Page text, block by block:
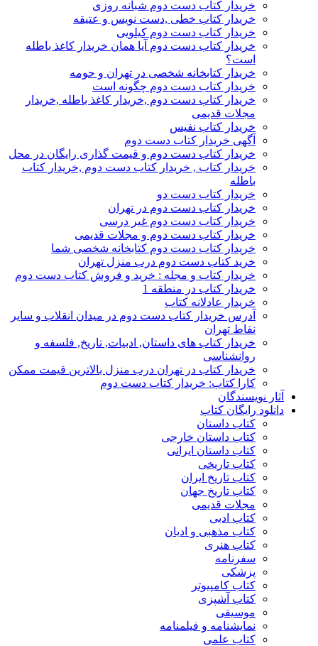
خریدار کتاب دست دوم شبانه روزی
خریدار کتاب خطی ,دست نویس و عتیقه
خریدار کتاب دست دوم کیلویی
خریدار کتاب دست دوم آیا همان خریدار کاغذ باطله
است؟
خریدار کتابخانه شخصی در تهران و حومه
خریدار کتاب دست دوم چگونه است
خریدار کتاب دست دوم ,خریدار کاغذ باطله ,خریدار
مجلات قدیمی
خریدار کتاب نفیس
آگهی خریدار کتاب دست دوم
خریدار کتاب دست دوم و قیمت گذاری رایگان در محل
خریدار کتاب , خریدار کتاب دست دوم ,خریدار کتاب
باطله
خریدار کتاب دست دو
خریدار کتاب دست دوم در تهران
خریدار کتاب دست دوم غیر درسی
خریدار کتاب دست دوم و مجلات قدیمی
خریدار کتاب دست دوم کتابخانه شخصی شما
خرید کتاب دست دوم درب منزل تهران
خریدار کتاب و مجله : خرید و فروش کتاب دست دوم
خریدار کتاب در منطقه 1
خریدار عادلانه کتاب
آدرس خریدار کتاب دست دوم در میدان انقلاب و سایر
نقاط تهران
خریدار کتاب های داستان, ادبیات, تاریخ, فلسفه و
روانشناسی
خریدار کتاب در تهران درب منزل بالاترین قیمت ممکن
کارا کتاب: خریدار کتاب دست دوم
آثار نویسندگان
دانلود رایگان کتاب
کتاب داستان
کتاب داستان خارجی
کتاب داستان ایرانی
کتاب تاریخی
کتاب تاریخ ایران
کتاب تاریخ جهان
مجلات قدیمی
کتاب ادبی
کتاب مذهبی و ادیان
کتاب هنری
سفرنامه
پزشکی
کتاب کامپیوتر
کتاب آشپزی
موسیقی
نمایشنامه و فیلمنامه
کتاب علمی